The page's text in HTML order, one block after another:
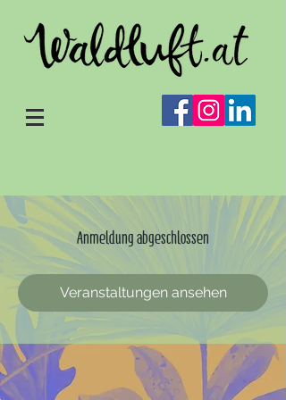
Anmeldung abgeschlossen
Veranstaltungen ansehen